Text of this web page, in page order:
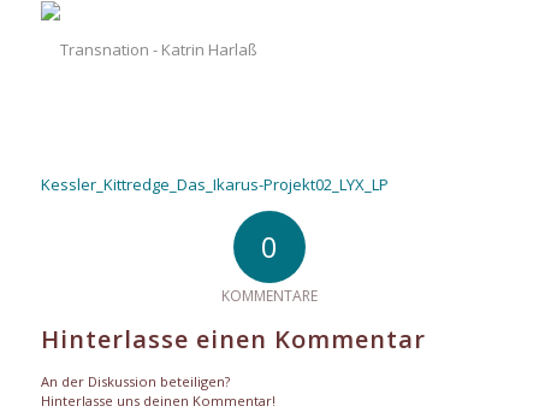
Kessler_Kittredge_Das_Ikarus-Projekt02_LYX_LP
0
KOMMENTARE
Hinterlasse einen Kommentar
An der Diskussion beteiligen?
Hinterlasse uns deinen Kommentar!